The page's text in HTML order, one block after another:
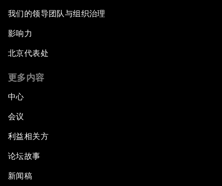
我们的领导团队与组织治理
影响力
北京代表处
更多内容
中心
会议
利益相关方
论坛故事
新闻稿